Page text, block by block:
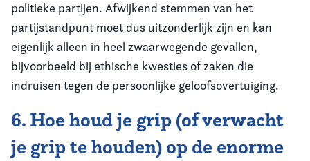
politieke partijen. Afwijkend stemmen van het
partijstandpunt moet dus uitzonderlijk zijn en kan
eigenlijk alleen in heel zwaarwegende gevallen,
bijvoorbeeld bij ethische kwesties of zaken die
indruisen tegen de persoonlijke geloofsovertuiging.
6. Hoe houd je grip (of verwacht
je grip te houden) op de enorme